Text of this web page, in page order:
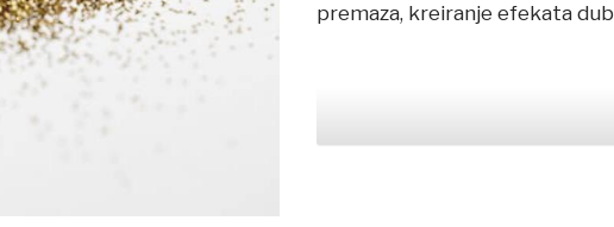
premaza, kreiranje efekata